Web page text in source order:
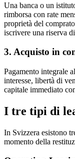
Una banca o un
rimborsa con rate
proprietà del
iscrivere una riserva
3. Acquisto in
Pagamento integrale
interesse, libertà di
capitale immediato
I tre tipi di
In Svizzera esistono
momento della